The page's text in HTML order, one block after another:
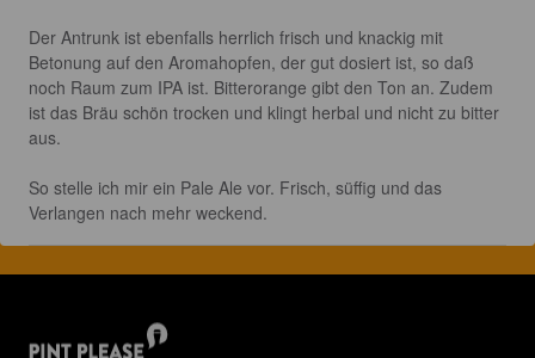
Der Antrunk ist ebenfalls herrlich frisch und knackig mit
Betonung auf den Aromahopfen, der gut dosiert ist, so daß
noch Raum zum IPA ist. Bitterorange gibt den Ton an. Zudem
ist das Bräu schön trocken und klingt herbal und nicht zu bitter
aus.
So stelle ich mir ein Pale Ale vor. Frisch, süffig und das
Verlangen nach mehr weckend.